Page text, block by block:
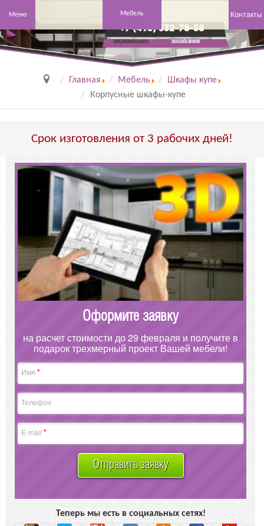
Меню Мебель Контакты
+7 (495) 532-78-58
Ежедневно с 8 до 23 заказать звонок
Главная Мебель
Шкафы купе
Корпусные шкафы-купе
Срок изготовления от 3 рабочих дней!
Оформите заявку
на расчет стоимости до 29 февраля и получите в
подарок трехмерный проект Вашей мебели!
Имя *
Телефон
E-mail *
Отправить заявку
Теперь мы есть в социальных сетях!